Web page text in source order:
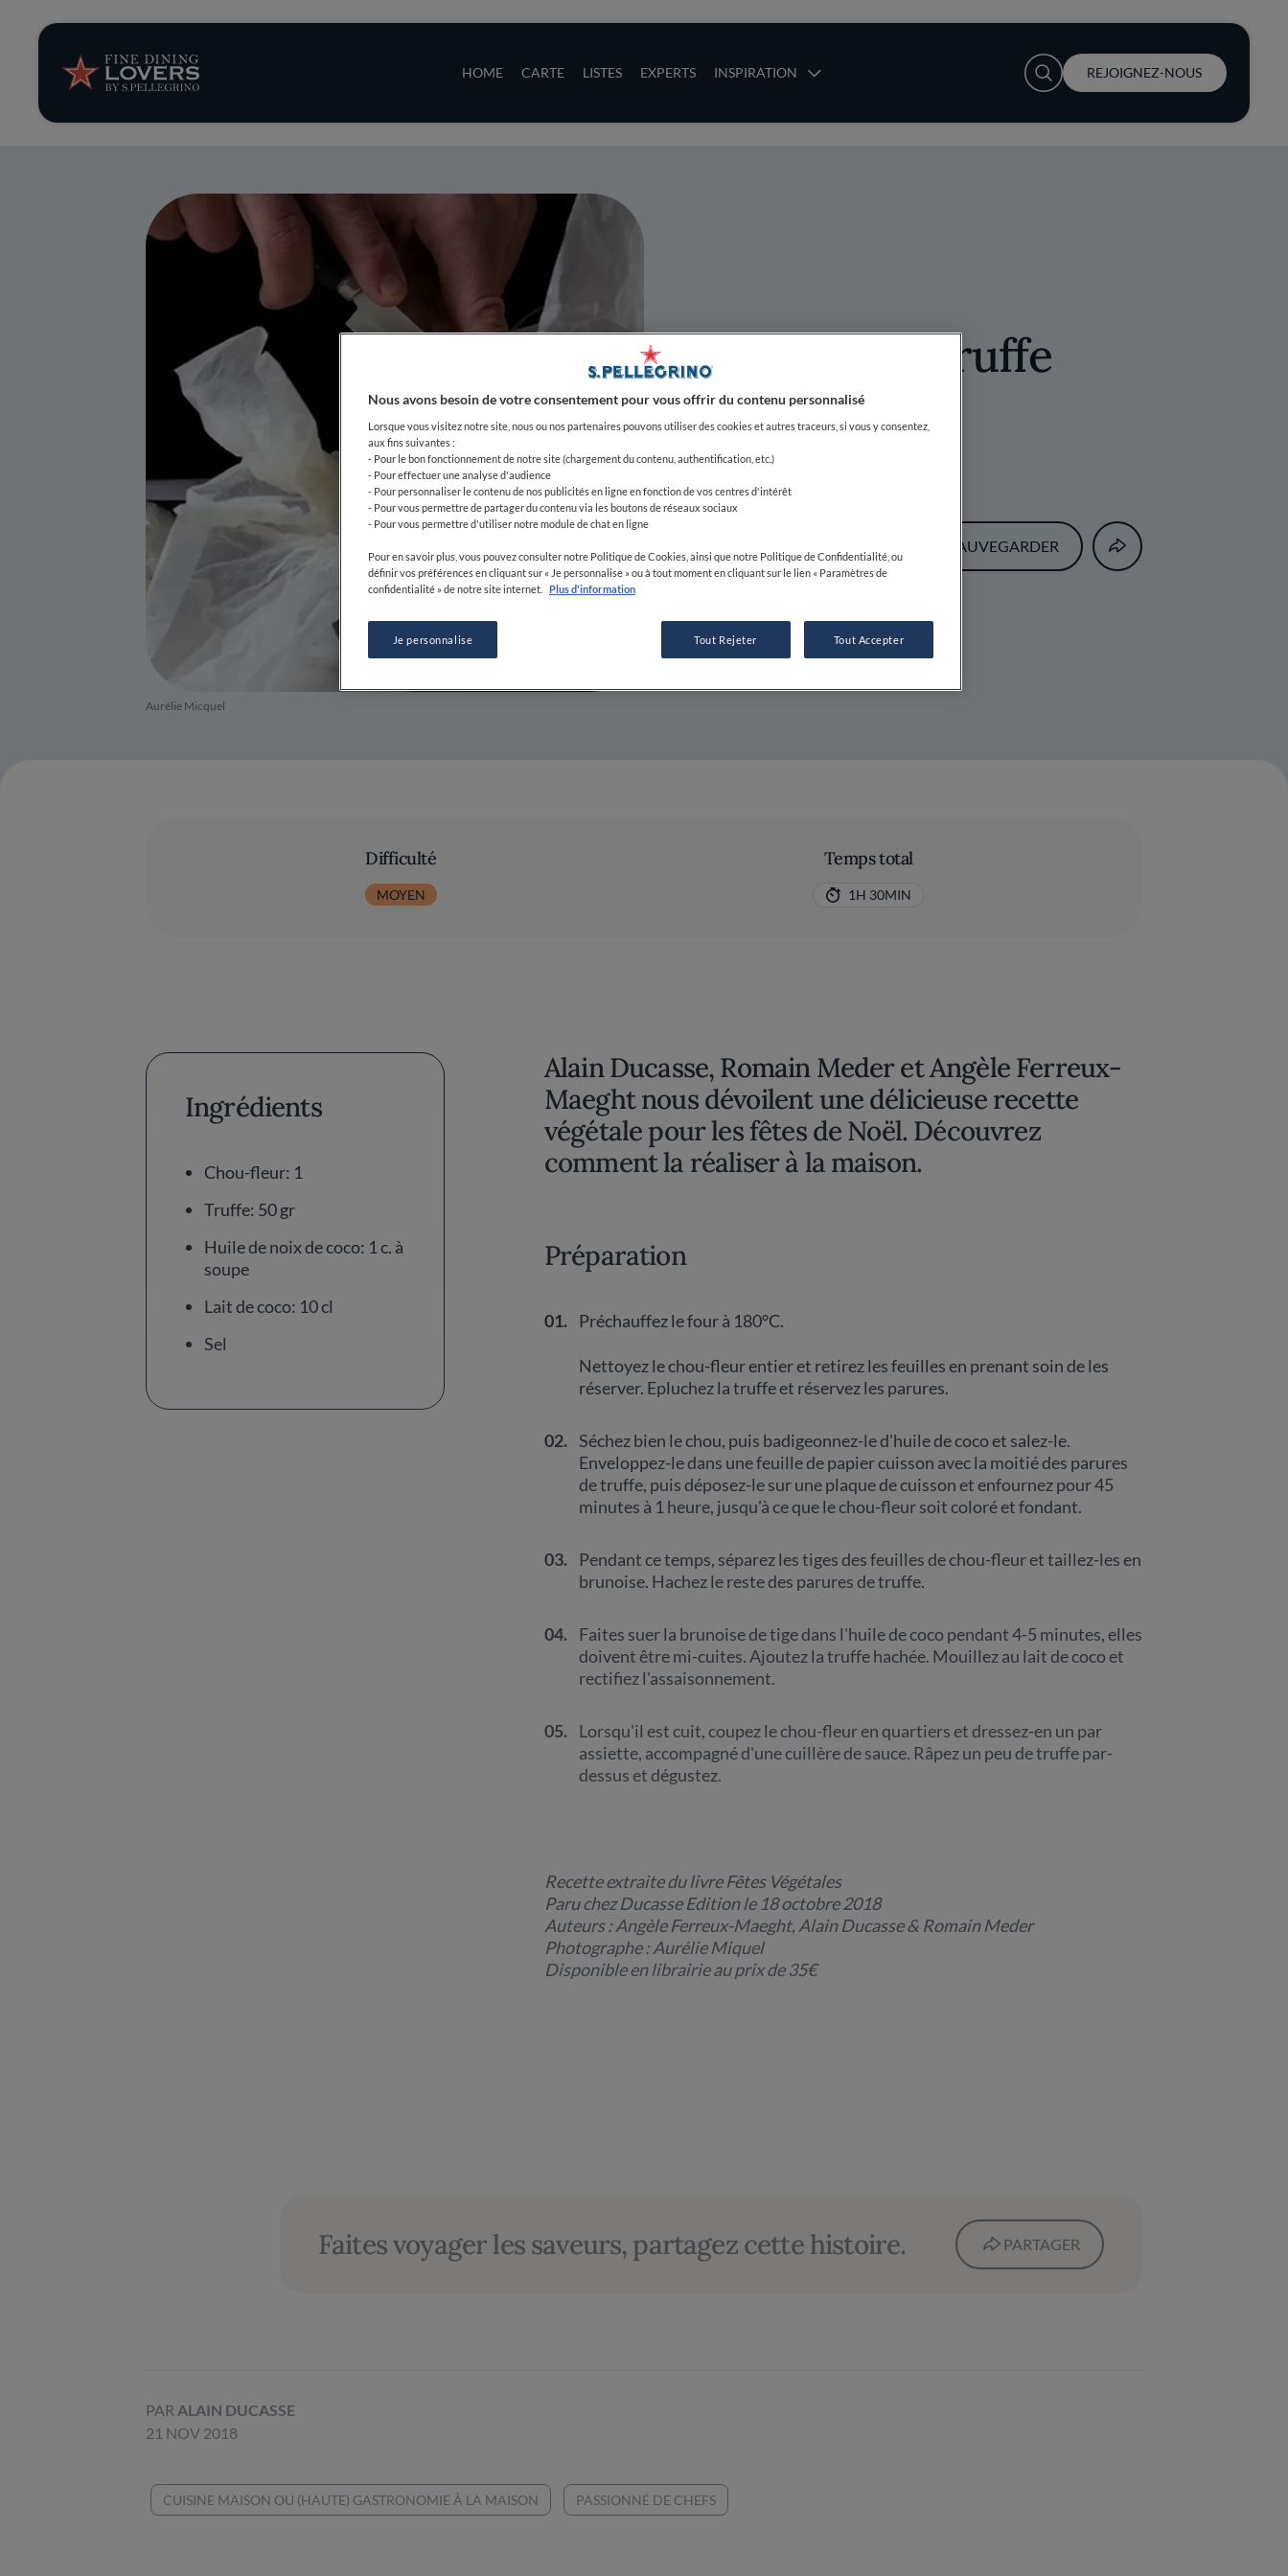
HOME CARTE LISTES EXPERTS INSPIRATION
News et tendances
Recettes
Conseils et astuces
Séries
User account menu
REJOIGNEZ-NOUS
Aurélie Micquel
Chou-fleur et truffe
noire
21 NOV 2018
CHEF
SAUVEGARDER
Difficulté
MOYEN
Temps total
1H 30MIN
Ingrédients
Chou-fleur: 1
Truffe: 50 gr
Huile de noix de coco: 1 c. à
soupe
Lait de coco: 10 cl
Sel
Alain Ducasse, Romain Meder et Angèle Ferreux-
Maeght nous dévoilent une délicieuse recette
végétale pour les fêtes de Noël. Découvrez
comment la réaliser à la maison.
Préparation
01. Préchauffez le four à 180°C.
Nettoyez le chou-fleur entier et retirez les feuilles en prenant soin de les
réserver. Epluchez la truffe et réservez les parures.
02. Séchez bien le chou, puis badigeonnez-le d'huile de coco et salez-le.
Enveloppez-le dans une feuille de papier cuisson avec la moitié des parures
de truffe, puis déposez-le sur une plaque de cuisson et enfournez pour 45
minutes à 1 heure, jusqu'à ce que le chou-fleur soit coloré et fondant.
03.
Pendant ce temps, séparez les tiges des feuilles de chou-fleur et taillez-les en
brunoise. Hachez le reste des parures de truffe.
04. Faites suer la brunoise de tige dans l'huile de coco pendant 4-5 minutes, elles
doivent être mi-cuites. Ajoutez la truffe hachée. Mouillez au lait de coco et
rectifiez l'assaisonnement.
05. Lorsqu'il est cuit, coupez le chou-fleur en quartiers et dressez-en un par
assiette, accompagné d'une cuillère de sauce. Râpez un peu de truffe par-
dessus et dégustez.
Recette extraite du livre Fêtes Végétales
Paru chez Ducasse Edition le 18 octobre 2018
Auteurs : Angèle Ferreux-Maeght, Alain Ducasse & Romain Meder
Photographe : Aurélie Miquel
Disponible en librairie au prix de 35€
Faites voyager les saveurs, partagez cette histoire. PARTAGER
PAR ALAIN DUCASSE
21 NOV 2018
CUISINE MAISON OU (HAUTE) GASTRONOMIE À LA MAISON PASSIONNÉ DE CHEFS
Nous avons besoin de votre consentement pour vous offrir du contenu personnalisé
Lorsque vous visitez notre site, nous ou nos partenaires pouvons utiliser des cookies et autres traceurs, si vous y consentez,
aux fins suivantes :
- Pour le bon fonctionnement de notre site (chargement du contenu, authentification, etc.)
- Pour effectuer une analyse d'audience
- Pour personnaliser le contenu de nos publicités en ligne en fonction de vos centres d'intérêt
- Pour vous permettre de partager du contenu via les boutons de réseaux sociaux
- Pour vous permettre d'utiliser notre module de chat en ligne
Pour en savoir plus, vous pouvez consulter notre Politique de Cookies, ainsi que notre Politique de Confidentialité, ou
définir vos préférences en cliquant sur « Je personnalise » ou à tout moment en cliquant sur le lien « Paramètres de
confidentialité » de notre site internet.
Plus d'information
Je personnalise Tout Rejeter Tout Accepter